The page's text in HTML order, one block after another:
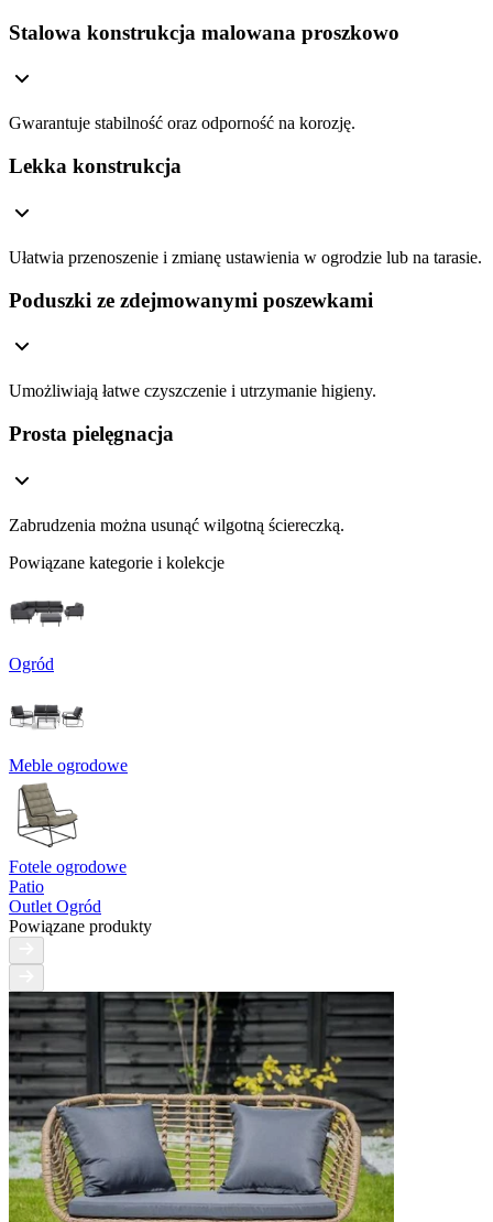
Stalowa konstrukcja malowana proszkowo
Gwarantuje stabilność oraz odporność na korozję.
Lekka konstrukcja
Ułatwia przenoszenie i zmianę ustawienia w ogrodzie lub na tarasie.
Poduszki ze zdejmowanymi poszewkami
Umożliwiają łatwe czyszczenie i utrzymanie higieny.
Prosta pielęgnacja
Zabrudzenia można usunąć wilgotną ściereczką.
Powiązane kategorie i kolekcje
Ogród
Meble ogrodowe
Fotele ogrodowe
Patio
Outlet Ogród
Powiązane produkty